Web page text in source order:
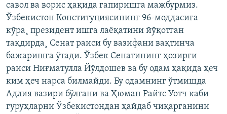
савол ва ворис ҳақида гапиришга мажбурмиз.
Ўзбекистон Конституциясининг 96-моддасига
кўра¸ президент ишга лаëқатини йўқотган
тақдирда¸ Сенат раиси бу вазифани вақтинча
бажаришга ўтади. Ўзбек Сенатининг ҳозирги
раиси Ниғматулла Йўлдошев ва бу одам ҳақида ҳеч
ким ҳеч нарса билмайди. Бу одамнинг ўтмишда
Адлия вазири бўлгани ва Ҳюман Райтс Уотч каби
гуруҳларни Ўзбекистондан ҳайдаб чиқарганини